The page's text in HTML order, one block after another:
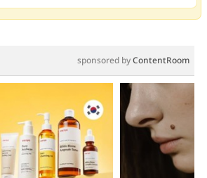
sponsored byContentRoom